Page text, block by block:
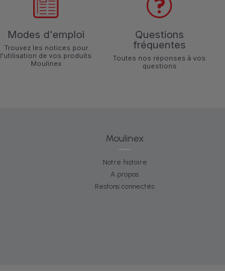
Modes d'emploi
Trouvez les notices pour
l'utilisation de vos produits
Moulinex
Questions
fréquentes
Toutes nos réponses à vos
questions
Moulinex
Notre histoire
A propos
Restons connectés